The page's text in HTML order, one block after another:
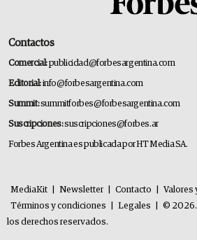
Contactos
Comercial:publicidad@forbesargentina.com
Editorial:info@forbesargentina.com
Summit:summitforbes@forbesargentina.com
Suscripciones:suscripciones@forbes.ar
Forbes Argentina es publicada por HT Media SA.
MediaKit Newsletter Contacto Valores
Términos y condiciones
Legales
© 2026.
los derechos reservados.